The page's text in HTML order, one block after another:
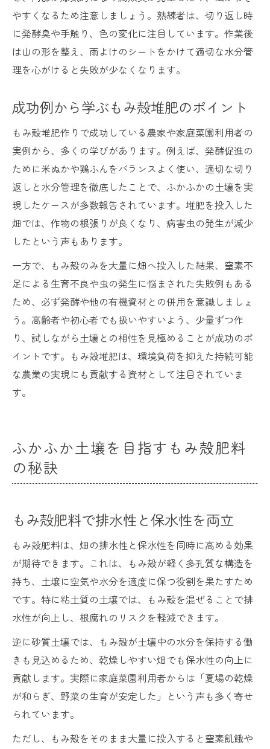
やすくなるため注意しましょう。熟練者は、切り返し時
に発酵臭や手触り、色の変化に注目しています。作業後
は山の形を整え、雨よけのシートをかけて適切な水分管
理を心がけると失敗が少なくなります。
成功例から学ぶもみ殻堆肥のポイント
もみ殻堆肥作りで成功している農家や家庭菜園利用者の
実例から、多くの学びがあります。例えば、発酵促進の
ために米ぬかや鶏ふんをバランスよく使い、適切な切り
返しと水分管理を徹底したことで、ふかふかの土壌を実
現したケースが多数報告されています。堆肥を投入した
畑では、作物の根張りが良くなり、病害虫の発生が減少
したという声もあります。
一方で、もみ殻のみを大量に畑へ投入した結果、窒素不
足による生育不良や虫の発生に悩まされた失敗例もある
ため、必ず発酵や他の有機資材との併用を意識しましょ
う。高齢者や初心者でも扱いやすいよう、少量ずつ作
り、試しながら土壌との相性を見極めることが成功のポ
イントです。もみ殻堆肥は、環境負荷を抑えた持続可能
な農業の実現にも貢献する資材として注目されていま
す。
ふかふか土壌を目指すもみ殻肥料
の秘訣
もみ殻肥料で排水性と保水性を両立
もみ殻肥料は、畑の排水性と保水性を同時に高める効果
が期待できます。これは、もみ殻が軽く多孔質な構造を
持ち、土壌に空気や水分を適度に保つ役割を果たすため
です。特に粘土質の土壌では、もみ殻を混ぜることで排
水性が向上し、根腐れのリスクを軽減できます。
逆に砂質土壌では、もみ殻が土壌中の水分を保持する働
きも見込めるため、乾燥しやすい畑でも保水性の向上に
貢献します。実際に家庭菜園利用者からは「夏場の乾燥
が和らぎ、野菜の生育が安定した」という声も多く寄せ
られています。
ただし、もみ殻をそのまま大量に投入すると窒素飢餓や